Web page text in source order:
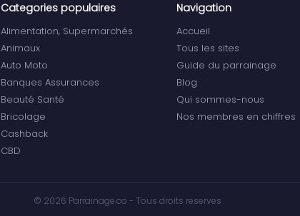
Categories populaires
Alimentation, Supermarchés
Animaux
Auto Moto
Banques Assurances
Beauté Santé
Bricolage
Cashback
CBD
Navigation
Accueil
Tous les sites
Guide du parrainage
Blog
Qui sommes-nous
Nos membres en chiffres
© 2026 Parrainage.co - Tous droits reserves